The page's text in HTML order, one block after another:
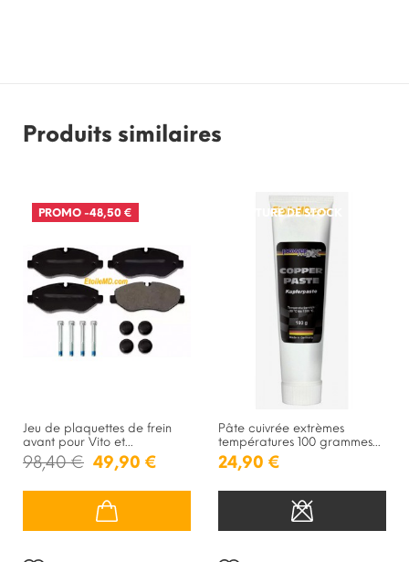
Produits similaires
PROMO -48,50 €
Jeu de plaquettes de frein
avant pour Vito et...
98,40 € 49,90 €
RUPTURE DE STOCK
Pâte cuivrée extrèmes
températures 100 grammes...
24,90 €